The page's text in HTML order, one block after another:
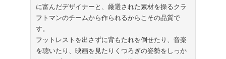
に富んだデザイナーと、厳選された素材を操るクラ
フトマンのチームから作られるからこその品質で
す。
フットレストを出さずに背もたれを倒せたり、音楽
を聴いたり、映画を見たりくつろぎの姿勢をしっか